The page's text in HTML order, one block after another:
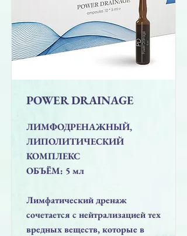
POWER DRAINAGE
ЛИМФОДРЕНАЖНЫЙ,
ЛИПОЛИТИЧЕСКИЙ
КОМПЛЕКС
ОБЪЁМ: 5 мл
Лимфатический дренаж
сочетается с нейтрализацией тех
вредных веществ, которые в